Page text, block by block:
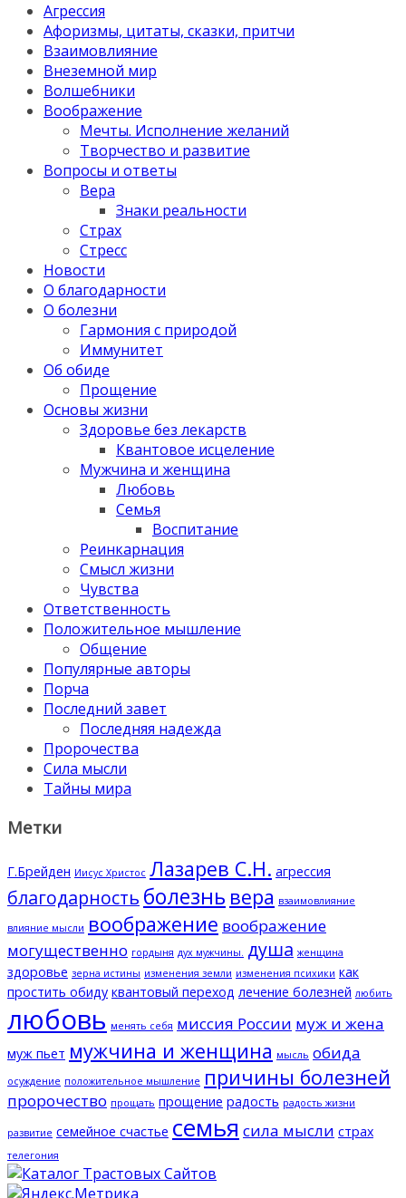
Агрессия
Афоризмы, цитаты, сказки, притчи
Взаимовлияние
Внеземной мир
Волшебники
Воображение
Мечты. Исполнение желаний
Творчество и развитие
Вопросы и ответы
Вера
Знаки реальности
Страх
Стресс
Новости
О благодарности
О болезни
Гармония с природой
Иммунитет
Об обиде
Прощение
Основы жизни
Здоровье без лекарств
Квантовое исцеление
Мужчина и женщина
Любовь
Семья
Воспитание
Реинкарнация
Смысл жизни
Чувства
Ответственность
Положительное мышление
Общение
Популярные авторы
Порча
Последний завет
Последняя надежда
Пророчества
Сила мысли
Тайны мира
Метки
Г.Брейден Иисус Христос Лазарев С.Н. агрессия
благодарность болезнь вера взаимовлияние
влияние мысли воображение воображение
могущественно гордыня дух мужчины. душа женщина
здоровье зерна истины изменения земли изменения психики как
простить обиду квантовый переход лечение болезней любить
любовь менять себя миссия России муж и жена
муж пьет мужчина и женщина мысль обида
осуждение положительное мышление причины болезней
пророчество прощать прощение радость радость жизни
развитие семейное счастье семья сила мысли страх
телегония